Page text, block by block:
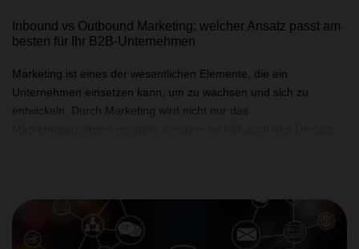
Inbound vs Outbound Marketing: welcher Ansatz passt am
besten für Ihr B2B-Unternehmen
Marketing ist eines der wesentlichen Elemente, die ein
Unternehmen einsetzen kann, um zu wachsen und sich zu
entwickeln. Durch Marketing wird nicht nur das
Zeit. Die Unternehmen heutzutage versuchen, den Fokus
ausschließlich auf das Inbound-Marketing zu legen und nicht auf
den Outbound-Ansatz. Die Frage ist, ob jedes Unternehmen nur